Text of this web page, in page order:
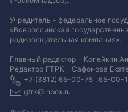
Учредитель - федеральное
«Всероссийская
радиовещательная компания».
Главный редактор - Копейкин
Редактор ГТРК - Сафонова
+7 (3812) 65-00-75 , 65-00-
gtrk@inbox.ru